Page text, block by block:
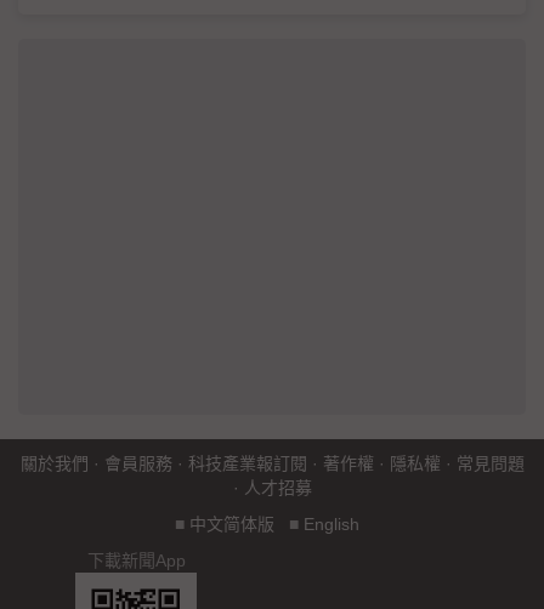
關於我們 · 會員服務 · 科技產業報訂閱 · 著作權 · 隱私權 · 常見問題
· 人才招募
■ 中文简体版 ■ English
下載新聞App